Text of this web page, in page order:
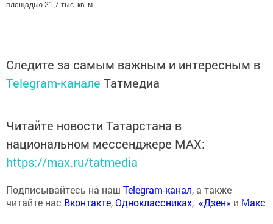
площадью 21,7 тыс. кв. м.
Следите за самым важным и интересным в
Telegram-канале Татмедиа
Читайте новости Татарстана в
национальном мессенджере MАХ:
https://max.ru/tatmedia
Подписывайтесь на наш Telegram-канал, а также
читайте нас Вконтакте,Одноклассниках, «Дзен» и Макс